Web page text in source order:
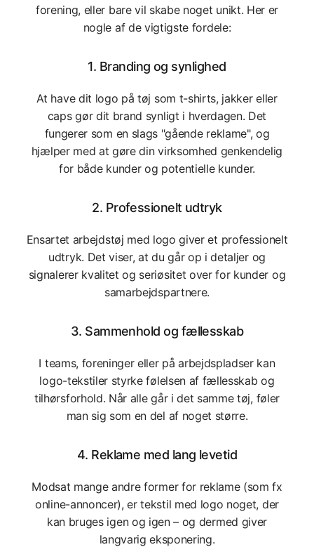
forening, eller bare vil skabe noget unikt. Her er
nogle af de vigtigste fordele:
1. Branding og synlighed
At have dit logo på tøj som t-shirts, jakker eller
caps gør dit brand synligt i hverdagen. Det
fungerer som en slags "gående reklame", og
hjælper med at gøre din virksomhed genkendelig
for både kunder og potentielle kunder.
2. Professionelt udtryk
Ensartet arbejdstøj med logo giver et professionelt
udtryk. Det viser, at du går op i detaljer og
signalerer kvalitet og seriøsitet over for kunder og
samarbejdspartnere.
3. Sammenhold og fællesskab
I teams, foreninger eller på arbejdspladser kan
logo-tekstiler styrke følelsen af fællesskab og
tilhørsforhold. Når alle går i det samme tøj, føler
man sig som en del af noget større.
4. Reklame med lang levetid
Modsat mange andre former for reklame (som fx
online-annoncer), er tekstil med logo noget, der
kan bruges igen og igen – og dermed giver
langvarig eksponering.